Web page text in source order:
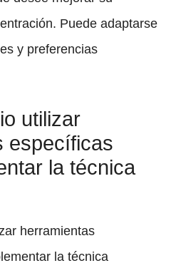
Puede adaptarse
y preferencias
utilizar
específicas
la técnica
herramientas
la técnica